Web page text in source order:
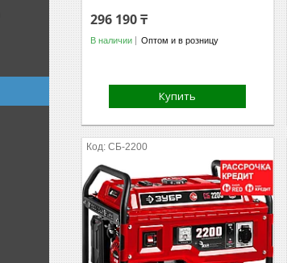
296 190 ₸
В наличии Оптом и в розницу
Купить
СБ-2200